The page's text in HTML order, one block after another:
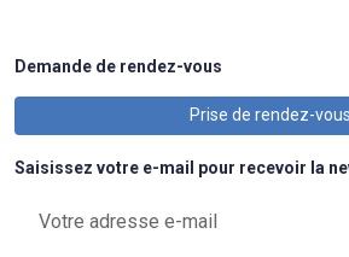
Demande de rendez-vous
Prise de rendez-vous
Saisissez votre e-mail pour recevoir la